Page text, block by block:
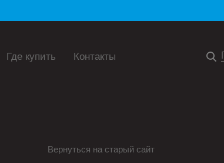
Где купить Контакты
Вернуться на старый сайт